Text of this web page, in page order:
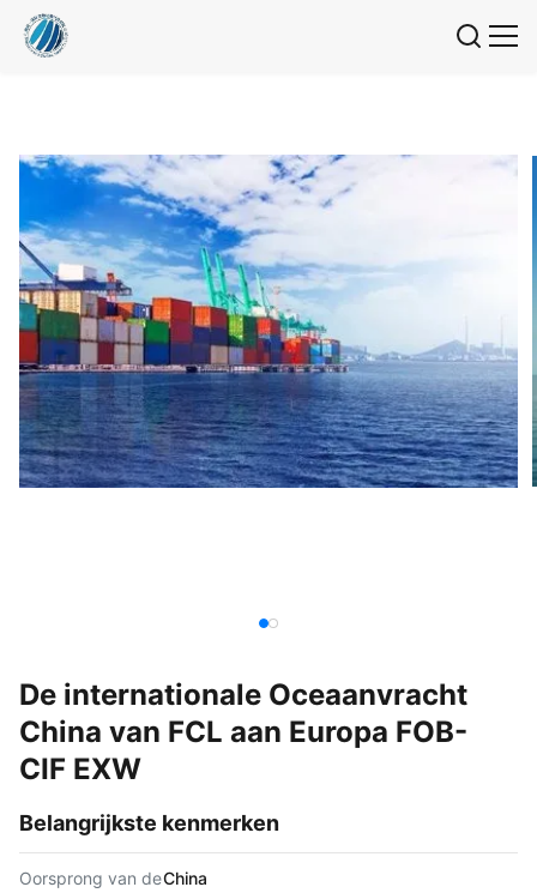
De internationale Oceaanvracht
China van FCL aan Europa FOB-
CIF EXW
Belangrijkste kenmerken
Oorsprong van deChina